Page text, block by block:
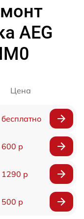
AEG
Цена
бесплатно
600 р
1290 р
500 р